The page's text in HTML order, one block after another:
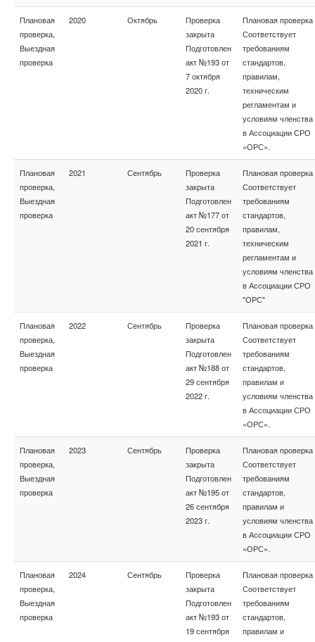
Плановая
проверка,
Выездная
проверка
2020 Октябрь
Проверка
закрыта
Подготовлен
акт №193 от
7 октября
2020 г.
Плановая проверка
Соответствует
требованиям
стандартов,
правилам,
техническим
регламентам и
условиям членства
в Ассоциации СРО
«ОРС».
Плановая
проверка,
Выездная
проверка
2021 Сентябрь
Проверка
закрыта
Подготовлен
акт №177 от
20 сентября
2021 г.
Плановая проверка
Соответствует
требованиям
стандартов,
правилам,
техническим
регламентам и
условиям членства
в Ассоциации СРО
"ОРС"
Плановая
проверка,
Выездная
проверка
2022 Сентябрь
Проверка
закрыта
Подготовлен
акт №188 от
29 сентября
2022 г.
Плановая проверка
Соответствует
требованиям
стандартов,
правилам и
условиям членства
в Ассоциации СРО
«ОРС».
Плановая
проверка,
Выездная
проверка
2023 Сентябрь
Проверка
закрыта
Подготовлен
акт №195 от
26 сентября
2023 г.
Плановая проверка
Соответствует
требованиям
стандартов,
правилам и
условиям членства
в Ассоциации СРО
«ОРС».
Плановая
проверка,
Выездная
проверка
2024 Сентябрь
Проверка
закрыта
Подготовлен
акт №193 от
19 сентября
Плановая проверка
Соответствует
требованиям
стандартов,
правилам и